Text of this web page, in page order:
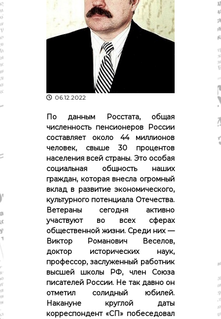
р
а
в
д
а
"
о
с
т
р
о
м
ы
и
К
т
р
м
к
о
й
о
л
а
т
и
.
о
в
о
с
т
и
06.12.2022
По данным Росстата, общая
численность пенсионеров России
составляет около 44 миллионов
человек, свыше 30 процентов
населения всей страны. Это особая
социальная общность наших
граждан, которая внесла огромный
вклад в развитие экономического,
культурного потенциала Отечества.
Ветераны сегодня активно
участвуют во всех сферах
общественной жизни. Среди них —
Виктор Романович Веселов,
доктор исторических наук,
профессор, заслуженный работник
высшей школы РФ, член Союза
писателей России. Не так давно он
отметил солидный юбилей.
Накануне круглой даты
корреспондент «СП» побеседовал